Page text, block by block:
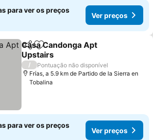
para ver os preços
Ver preços
PartilharAdicionar aos favoritos
Casa Candonga Apt
Upstairs
Ver preços
/
Pontuação não disponível
Frías, a 5.9 km de Partido de la Sierra en
Tobalina
para ver os preços
Ver preços